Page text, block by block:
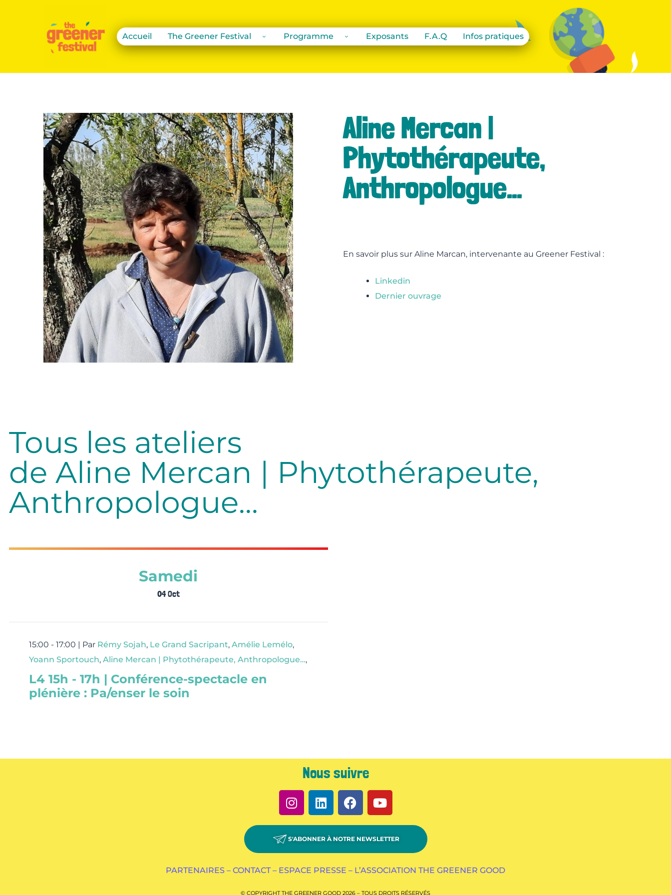
Accueil The Greener Festival Programme Exposants F.A.Q Infos pratiques
Aline Mercan |
Phytothérapeute,
Anthropologue…
En savoir plus sur Aline Marcan, intervenante au Greener Festival :
Linkedin
Dernier ouvrage
Tous les ateliers
de Aline Mercan | Phytothérapeute,
Anthropologue…
Samedi
04 Oct
15:00 - 17:00 | Par Rémy Sojah, Le Grand Sacripant, Amélie Lemélo,
Yoann Sportouch, Aline Mercan | Phytothérapeute, Anthropologue…,
L4 15h - 17h | Conférence-spectacle en
plénière : Pa/enser le soin
Nous suivre
S'ABONNER À NOTRE NEWSLETTER
PARTENAIRES – CONTACT – ESPACE PRESSE – L’ASSOCIATION THE GREENER GOOD
© COPYRIGHT THE GREENER GOOD 2026 – TOUS DROITS RÉSERVÉS